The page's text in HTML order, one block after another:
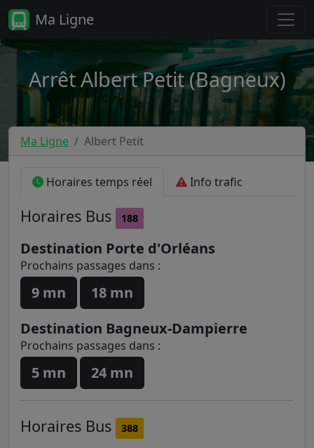
Ma Ligne
Arrêt Albert Petit (Bagneux)
Ma Ligne Albert Petit
Horaires temps réel Info trafic
Horaires Bus 188
Destination Porte d'Orléans
Prochains passages dans :
9 mn
18 mn
Destination Bagneux-Dampierre
Prochains passages dans :
5 mn 24 mn
Horaires Bus 388